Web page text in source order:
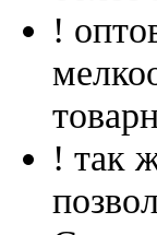
!
! так